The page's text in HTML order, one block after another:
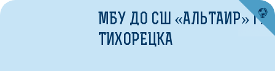
МБУ ДО СШ «АЛЬТАИР» Г.
ТИХОРЕЦКА